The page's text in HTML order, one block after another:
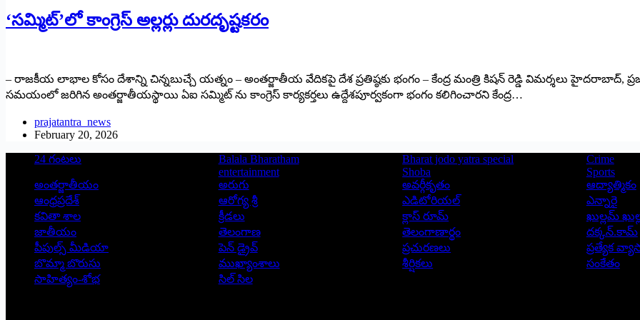
‘సమ్మిట్’లో కాంగ్రెస్ అల్లర్లు దురదృష్టకరం
– రాజకీయ లాభాల కోసం దేశాన్ని చిన్నబుచ్చే యత్నం – అంతర్జాతీయ వేదికపై దేశ ప్రతిష్ఠకు భంగం – కేంద్ర మంత్రి కిషన్ రెడ్డి విమర్శలు హైదరాబాద్,
సమయంలో జరిగిన అంతర్జాతీయస్థాయి ఏఐ సమ్మిట్ ను కాంగ్రెస్ కార్యకర్తలు ఉద్దేశపూర్వకంగా భంగం కలిగించారని కేంద్ర…
prajatantra_news
February 20, 2026
24 గంటలు
Balala Bharatham Bharat jodo yatra special Crime
entertainment
Shoba Sports
అంతర్జాతీయం
అరుగు అవర్గీకృతం ఆద్యాత్మికం
ఆంధ్రప్రదేశ్
ఆరోగ్య శ్రీ ఎడిటోరియల్ ఎన్నారై
కవితా శాల
క్రీడలు క్లాస్ రూమ్ ఖుల్లమ్
జాతీయం
తెలంగాణ తెలంగాణార్థం దక్కన్.కామ్
పీపుల్స్ ‌మీడియా
పెన్ డ్రైవ్ ప్రచురణలు ప్రత్యేక
బొమ్మా బొరుసు
ముఖ్యాంశాలు శీర్షికలు సంకేతం
సాహిత్యం-శోభ
సిల్ సిల